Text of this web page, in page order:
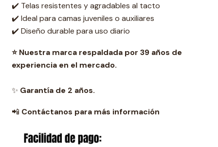
✔️ Telas resistentes y agradables al tacto
✔️ Ideal para camas juveniles o auxiliares
✔️ Diseño durable para uso diario
⭐ Nuestra marca respaldada por 39 años de
experiencia en el mercado.
✨ Garantía de 2 años.
📲 Contáctanos para más información